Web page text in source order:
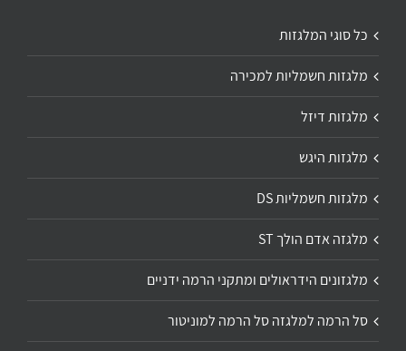
כל סוגי המלגזות
מלגזות חשמליות למכירה
מלגזות דיזל
מלגזות היגש
מלגזות חשמליות DS
מלגזה אדם הולך ST
מלגזונים הידראולים ומתקני הרמה ידניים
סל הרמה למלגזה סל הרמה למוניטור